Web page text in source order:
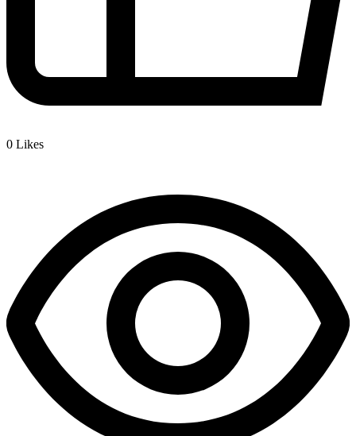
0 Likes